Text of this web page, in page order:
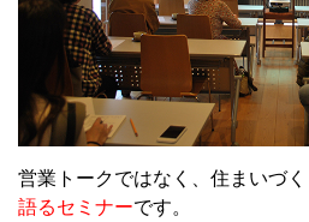
営業トークではなく、住まいづ
語るセミナーです。